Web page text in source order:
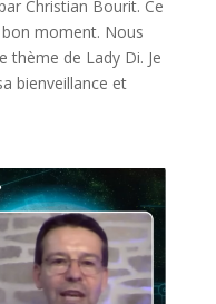
Christian Bourit. Ce
bon moment. Nous
thème de Lady Di. Je
bienveillance et